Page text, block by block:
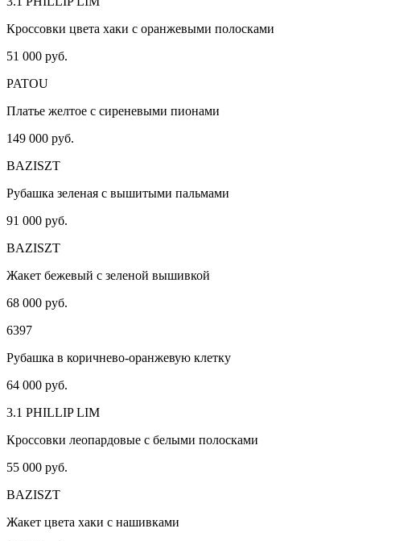
Кроссовки цвета хаки с оранжевыми полосками
51 000 руб.
PATOU
Платье желтое с сиреневыми пионами
149 000 руб.
BAZISZT
Рубашка зеленая с вышитыми пальмами
91 000 руб.
BAZISZT
Жакет бежевый с зеленой вышивкой
68 000 руб.
6397
Рубашка в коричнево-оранжевую клетку
64 000 руб.
3.1 PHILLIP LIM
Кроссовки леопардовые с белыми полосками
55 000 руб.
BAZISZT
Жакет цвета хаки с нашивками